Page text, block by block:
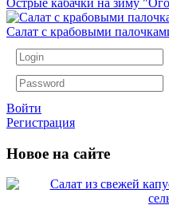
Острые кабачки на зиму
Салат с крабовыми
Войти
Регистрация
Новое на сайте